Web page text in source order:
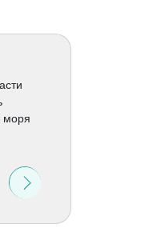
моря